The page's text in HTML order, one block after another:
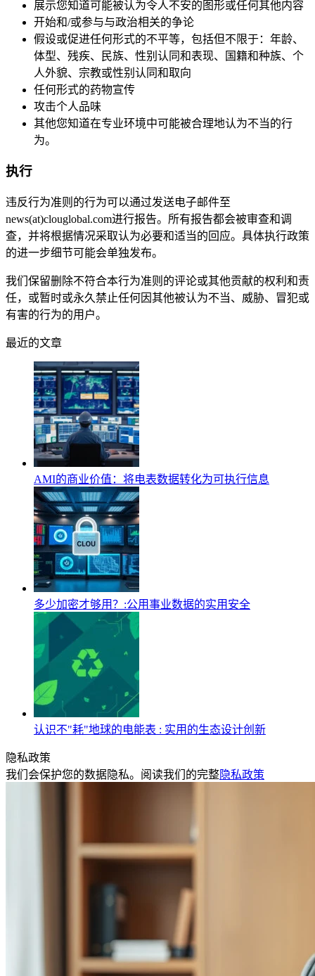
展示您知道可能被认为令人不安的图形或任何其他内容
开始和/或参与与政治相关的争论
假设或促进任何形式的不平等，包括但不限于：年龄、
体型、残疾、民族、性别认同和表现、国籍和种族、个
人外貌、宗教或性别认同和取向
任何形式的药物宣传
攻击个人品味
其他您知道在专业环境中可能被合理地认为不当的行
为。
执行
违反行为准则的行为可以通过发送电子邮件至
news(at)clouglobal.com进行报告。所有报告都会被审查和调
查，并将根据情况采取认为必要和适当的回应。具体执行政策
的进一步细节可能会单独发布。
我们保留删除不符合本行为准则的评论或其他贡献的权利和责
任，或暂时或永久禁止任何因其他被认为不当、威胁、冒犯或
有害的行为的用户。
最近的文章
AMI的商业价值：将电表数据转化为可执行信息
多少加密才够用？:公用事业数据的实用安全
认识不"耗"地球的电能表 : 实用的生态设计创新
隐私政策
我们会保护您的数据隐私。阅读我们的完整隐私政策